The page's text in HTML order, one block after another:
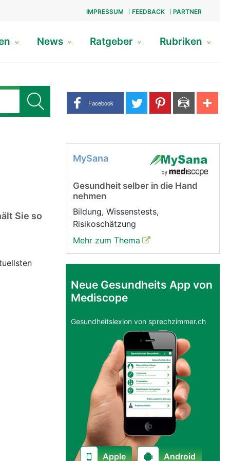
IMPRESSUM FEEDBACK PARTNER
News Ratgeber Rubriken
Share buttons
Facebook
Sie so
MySana
Gesundheit selber in die Hand
nehmen
Bildung, Wissenstests,
Risikoschätzung
Mehr zum Thema
Neue Gesundheits App von
Mediscope
Gesundheitslexion von sprechzimmer.ch
Apple Android